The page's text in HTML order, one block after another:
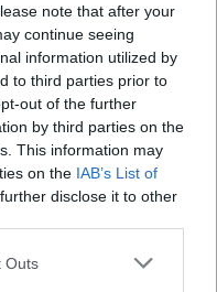
note that after your
continue seeing
information utilized by
to third parties prior to
out of the further
by third parties on the
This information may
on the IAB’s List of
disclose it to other
one or more Google
Outs